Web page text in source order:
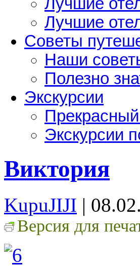
Лучшие
Советы
Наши
Полезно
Экскурсии
Прекрасный
Экскурсии
Виктория
KupuJIJI |
Версия для